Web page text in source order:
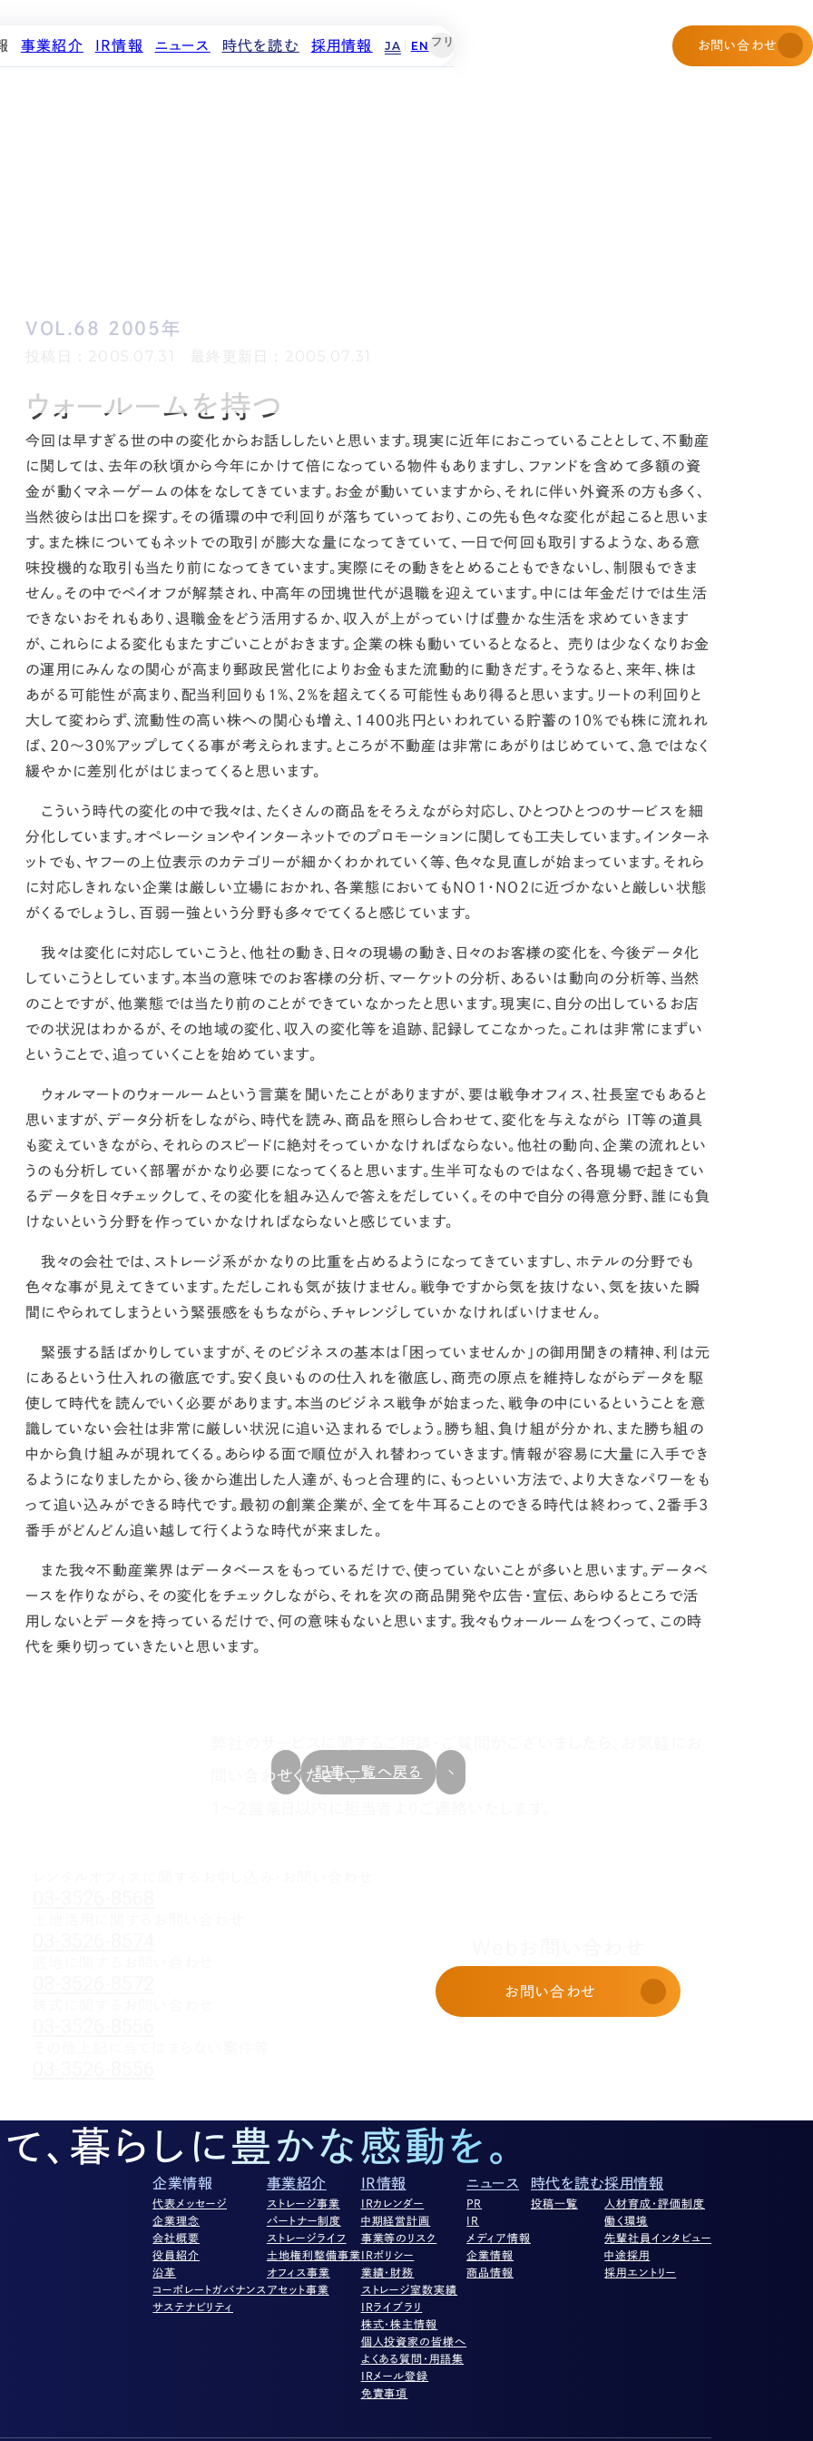
事業紹介 IR情報
よくある質問・用語集
IRメール登録
ニュース 時代を読む 採用情報 JA EN お問い合わせ
VOL.68 2005年
投稿日：2005.07.31 最終更新日：2005.07.31
ウォールームを持つ
今回は早すぎる世の中の変化からお話ししたいと思います。現実に近年におこっていることとして、不動産
に関しては、去年の秋頃から今年にかけて倍になっている物件もありますし、 ファンドを含めて多額の資
金が動くマネーゲームの体をなしてきています。 お金が動いていますから、それに伴い外資系の方も多く、
当然彼らは出口を探す。その循環の中で利回りが落ちていっており、この先も色々な変化が起こると思いま
す。また株についてもネットでの取引が膨大な量になってきていて、一日で何回も取引するような、 ある意
味投機的な取引も当たり前になってきています。実際にその動きをとめることもできないし、制限もできま
せん。 その中でペイオフが解禁され、中高年の団塊世代が退職を迎えています。中には年金だけでは生活
できないおそれもあり、退職金をどう活用するか、収入が上がっていけば豊かな生活を求めていきます
が、これらによる変化もまたすごいことがおきます。 企業の株も動いているとなると、 売りは少なくなりお金
の運用にみんなの関心が高まり郵政民営化によりお金もまた流動的に動きだす。 そうなると、来年、株は
あがる可能性が高まり、配当利回りも1%、2%を超えてくる可能性もあり得ると思います。 リートの利回りと
大して変わらず、流動性の高い株への関心も増え、1400兆円といわれている貯蓄の10%でも株に流れれ
ば、20〜30%アップしてくる事が考えられます。 ところが不動産は非常にあがりはじめていて、急ではなく
緩やかに差別化がはじまってくると思います。
こういう時代の変化の中で我々は、たくさんの商品をそろえながら対応し、ひとつひとつのサービスを細
分化しています。オペレーションやインターネットでのプロモーションに関しても工夫しています。インターネ
ットでも、ヤフーの上位表示のカテゴリーが細かくわかれていく等、色々な見直しが始まっています。それら
に対応しきれない企業は厳しい立場におかれ、 各業態においてもNO1・NO2に近づかないと厳しい状態
がくるでしょうし、百弱一強という分野も多々でてくると感じています。
我々は変化に対応していこうと、他社の動き、日々の現場の動き、日々のお客様の変化を、今後データ化
していこうとしています。本当の意味でのお客様の分析、マーケットの分析、あるいは動向の分析等、当然
のことですが、 他業態では当たり前のことができていなかったと思います。現実に、自分の出しているお店
での状況はわかるが、その地域の変化、収入の変化等を追跡、記録してこなかった。これは非常にまずい
ということで、追っていくことを始めています。
ウォルマートのウォールームという言葉を聞いたことがありますが、要は戦争オフィス、社長室でもあると
思いますが、データ分析をしながら、時代を読み、商品を照らし合わせて、変化を与えながら IT等の道具
も変えていきながら、それらのスピードに絶対そっていかなければならない。他社の動向、企業の流れとい
うのも分析していく部署がかなり必要になってくると思います。 生半可なものではなく、各現場で起きてい
るデータを日々チェックして、その変化を組み込んで答えをだしていく。その中で自分の得意分野、誰にも負
けないという分野を作っていかなければならないと感じています。
我々の会社では、ストレージ系がかなりの比重を占めるようになってきていますし、ホテルの分野でも
色々な事が見えてきています。 ただしこれも気が抜けません。 戦争ですから気を抜けない、気を抜いた瞬
間にやられてしまうという緊張感をもちながら、チャレンジしていかなければいけません。
緊張する話ばかりしていますが、そのビジネスの基本は
「困っていませんか」の御用聞きの精神、利は元
にあるという仕入れの徹底です。安く良いものの仕入れを徹底し、商売の原点を維持しながらデータを駆
使して時代を読んでいく必要があります。本当のビジネス戦争が始まった、戦争の中にいるということを意
識していない会社は非常に厳しい状況に追い込まれるでしょう。 勝ち組、負け組が分かれ、また勝ち組の
中から負け組みが現れてくる。あらゆる面で順位が入れ替わっていきます。情報が容易に大量に入手でき
るようになりましたから、後から進出した人達が、もっと合理的に、もっといい方法で、より大きなパワーをも
って追い込みができる時代です。最初の創業企業が、全てを牛耳ることのできる時代は終わって、2番手3
番手がどんどん追い越して行くような時代が来ました。
また我々不動産業界はデータベースをもっているだけで、使っていないことが多いと思います。データベ
ースを作りながら、 その変化をチェックしながら、それを次の商品開発や広告・宣伝、あらゆるところで活
用しないとデータを持っているだけで、何の意味もないと思います。 我々もウォールームをつくって、この時
代を乗り切っていきたいと思います。
記事一覧へ戻る
問い合わせください。
お問い合わせ
、暮らしに豊かな感動を。
企業情報
代表メッセージ
企業理念
会社概要
役員紹介
沿革
コーポレートガバナンス
サステナビリティ
事業紹介
ストレージ事業
パートナー制度
ストレージライフ
土地権利整備事業
オフィス事業
アセット事業
IR情報
IRカレンダー
中期経営計画
事業等のリスク
IRポリシー
業績・財務
ストレージ室数実績
IRライブラリ
株式・株主情報
個人投資家の皆様へ
よくある質問・用語集
IRメール登録
免責事項
ニュース
PR
IR
メディア情報
企業情報
商品情報
時代を読む
投稿一覧
採用情報
人材育成・評価制度
働く環境
先輩社員インタビュー
中途採用
採用エントリー